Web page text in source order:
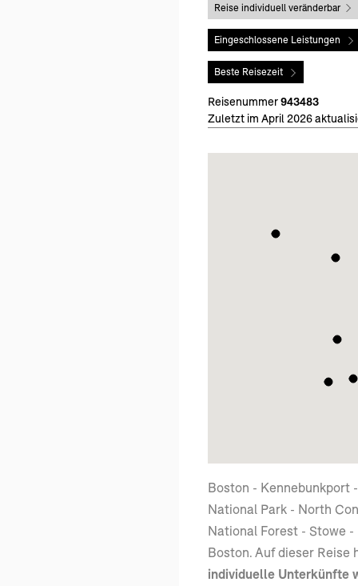
Reise individuell veränderbar
Eingeschlossene Leistungen
Beste Reisezeit
Reisenummer943483
Zuletzt im April 2026
Boston - Kennebunkport
National Park - North
National Forest - Stowe
Boston. Auf dieser Reise
individuelle Unterkünfte